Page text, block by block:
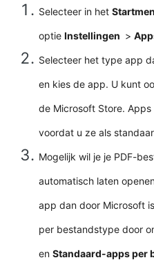
Selecteer in het
optie Instellingen >
Selecteer het type app
en kies de app. U kunt
de Microsoft Store.
voordat u ze als
Mogelijk wil je je PDF-
automatisch laten
app dan door Microsoft
per bestandstype door
en Standaard-apps per